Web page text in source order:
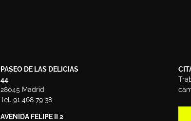
PASEO DE LAS DELICIAS
44
28045 Madrid
Tel. 91 468 79 38
AVENIDA FELIPE II 2